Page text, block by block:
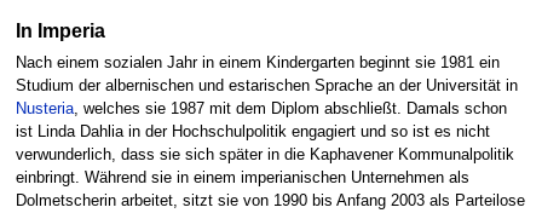
In Imperia
Nach einem sozialen Jahr in einem Kindergarten beginnt sie 1981 ein
Studium der albernischen und estarischen Sprache an der Universität in
Nusteria, welches sie 1987 mit dem Diplom abschließt. Damals schon
ist Linda Dahlia in der Hochschulpolitik engagiert und so ist es nicht
verwunderlich, dass sie sich später in die Kaphavener Kommunalpolitik
einbringt. Während sie in einem imperianischen Unternehmen als
Dolmetscherin arbeitet, sitzt sie von 1990 bis Anfang 2003 als Parteilose